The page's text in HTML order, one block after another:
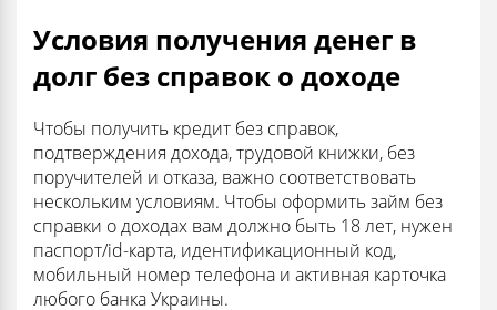
Условия получения денег в
долг без справок о доходе
Чтобы получить кредит без справок,
подтверждения дохода, трудовой книжки, без
поручителей и отказа, важно соответствовать
нескольким условиям. Чтобы оформить займ без
справки о доходах вам должно быть 18 лет, нужен
паспорт/id-карта, идентификационный код,
мобильный номер телефона и активная карточка
любого банка Украины.